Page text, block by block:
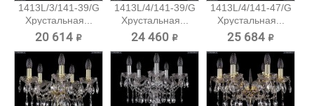
1413L/3/141-39/G
Хрустальная...
20 614 ₽
1413L/4/141-39/G
Хрустальная...
24 460 ₽
1413L/4/141-47/G
Хрустальная...
25 684 ₽